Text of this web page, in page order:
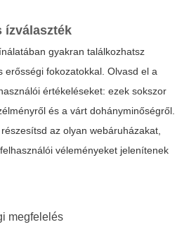
ízválaszték
gyakran találkozhatsz
erősségi fokozatokkal. Olvasd el a
értékeléseket: ezek sokszor
és a várt dohányminőségről.
az olyan webáruházakat,
véleményeket jelenítenek
megfelelés